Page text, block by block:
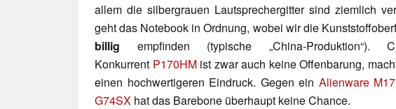
allem die silbergrauen Lautsprechergitter sind ziemlich
geht das Notebook in Ordnung, wobei wir die
billig empfinden (typische „China-Produktion“).
Konkurrent P170HMist zwar auch keine Offenbarung,
einen hochwertigeren Eindruck. Gegen ein Alienware
G74SX hat das Barebone überhaupt keine Chance.